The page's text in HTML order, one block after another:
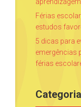
Férias
estudos
5 dicas para
emergências
férias